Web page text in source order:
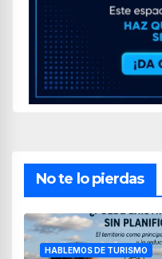
No te lo pierdas
HABLEMOS DE TURISMO